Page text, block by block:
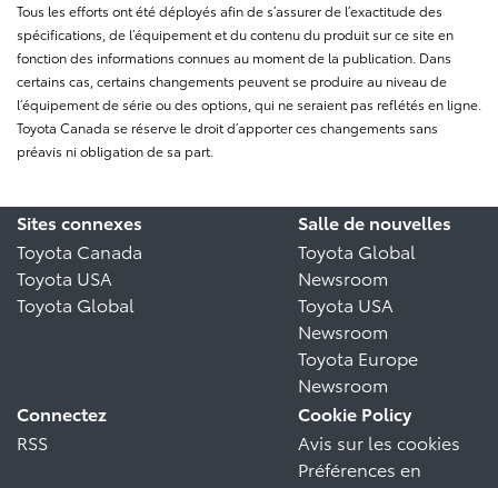
Tous les efforts ont été déployés afin de s’assurer de l’exactitude des
spécifications, de l’équipement et du contenu du produit sur ce site en
fonction des informations connues au moment de la publication. Dans
certains cas, certains changements peuvent se produire au niveau de
l’équipement de série ou des options, qui ne seraient pas reflétés en ligne.
Toyota Canada se réserve le droit d’apporter ces changements sans
préavis ni obligation de sa part.
Sites connexes
Toyota Canada
Toyota USA
Toyota Global
Salle de nouvelles
Toyota Global
Newsroom
Toyota USA
Newsroom
Toyota Europe
Newsroom
Connectez
RSS
Cookie Policy
Avis sur les cookies
Préférences en